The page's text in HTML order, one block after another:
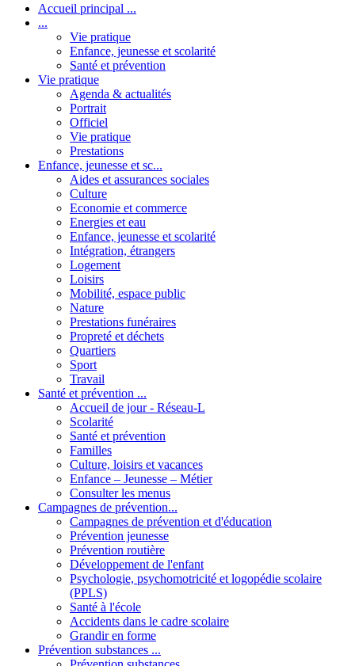
Accueil principal ...
...
Vie pratique
Enfance, jeunesse et scolarité
Santé et prévention
Vie pratique
Agenda & actualités
Portrait
Officiel
Vie pratique
Prestations
Enfance, jeunesse et sc...
Aides et assurances sociales
Culture
Economie et commerce
Energies et eau
Enfance, jeunesse et scolarité
Intégration, étrangers
Logement
Loisirs
Mobilité, espace public
Nature
Prestations funéraires
Propreté et déchets
Quartiers
Sport
Travail
Santé et prévention ...
Accueil de jour - Réseau-L
Scolarité
Santé et prévention
Familles
Culture, loisirs et vacances
Enfance – Jeunesse – Métier
Consulter les menus
Campagnes de prévention...
Campagnes de prévention et d'éducation
Prévention jeunesse
Prévention routière
Développement de l'enfant
Psychologie, psychomotricité et logopédie scolaire
(PPLS)
Santé à l'école
Accidents dans le cadre scolaire
Grandir en forme
Prévention substances ...